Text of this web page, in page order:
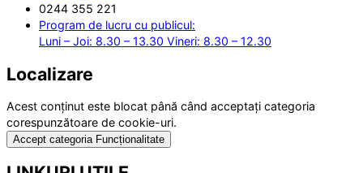
0244 355 221
Program de lucru cu publicul:
Luni – Joi: 8.30 – 13.30 Vineri: 8.30 – 12.30
Localizare
Acest conținut este blocat până când acceptați categoria
corespunzătoare de cookie-uri.
Accept categoria Funcționalitate